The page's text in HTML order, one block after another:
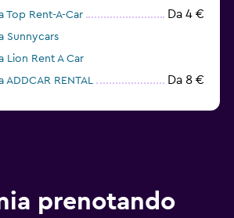
Top Rent-A-Car
Da 4 €
Sunnycars
Lion Rent A Car
RENTAL
Da 8 €
prenotando